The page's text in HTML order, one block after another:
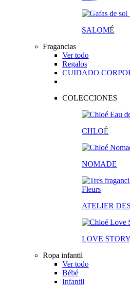
SALOMÉ
Fragancias
Ver todo
Regalos
CUIDADO
COLECCIONES
CHLOÉ
NOMADE
ATELIER
LOVE STORY
Ropa infantil
Ver todo
Bébé
Infantil